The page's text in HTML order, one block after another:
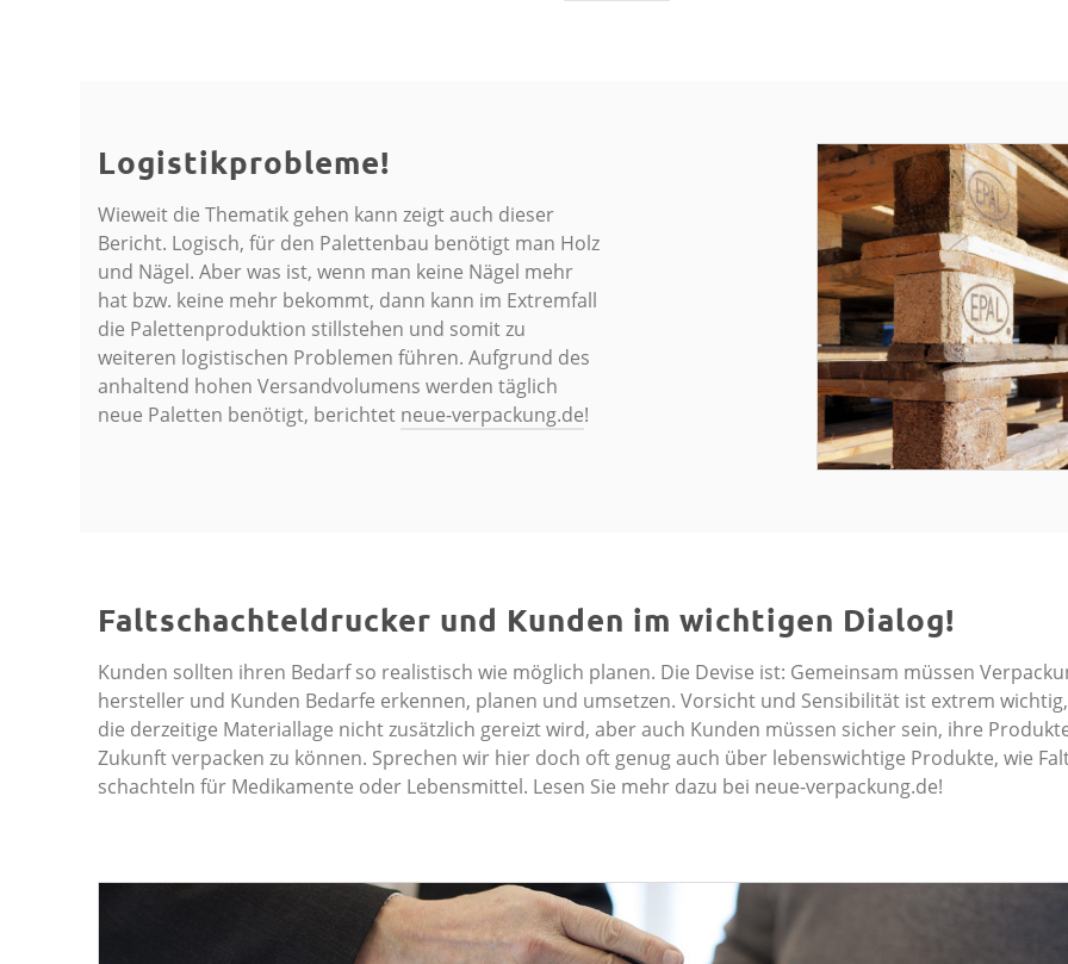
Logistikprobleme!
Wieweit die Thematik gehen kann zeigt auch dieser
Bericht. Logisch, für den Palettenbau benötigt man Holz
und Nägel. Aber was ist, wenn man keine Nägel mehr
hat bzw. keine mehr bekommt, dann kann im Extremfall
die Palettenproduktion stillstehen und somit zu
weiteren logistischen Problemen führen. Aufgrund des
anhaltend hohen Versandvolumens werden täglich
neue Paletten benötigt, berichtet neue-verpackung.de!
Faltschachteldrucker und Kunden im wichtigen Dialog!
Kunden sollten ihren Bedarf so realistisch wie möglich planen. Die Devise ist: Gemeinsam müssen
hersteller und Kunden Bedarfe erkennen, planen und umsetzen. Vorsicht und Sensibilität ist extrem
die derzeitige Materiallage nicht zusätzlich gereizt wird, aber auch Kunden müssen sicher sein, ihre
Zukunft verpacken zu können. Sprechen wir hier doch oft genug auch über lebenswichtige Produkte, wie
schachteln für Medikamente oder Lebensmittel. Lesen Sie mehr dazu bei neue-verpackung.de!